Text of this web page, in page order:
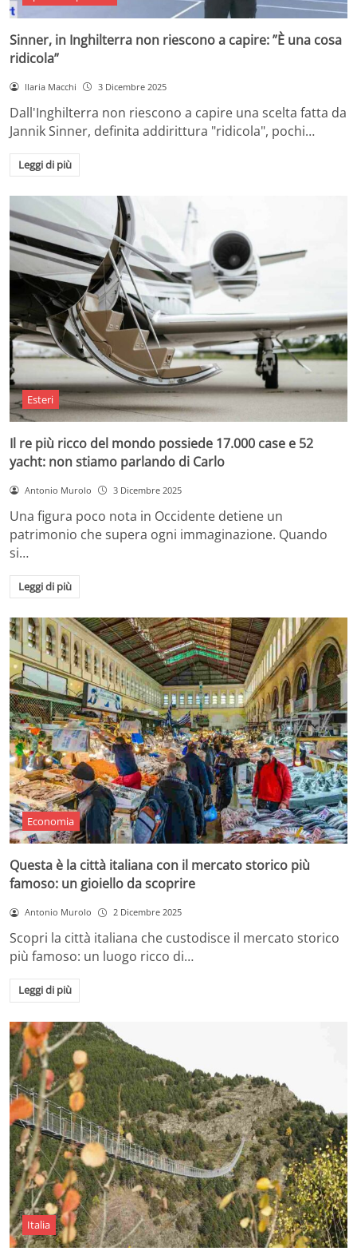
Sinner, in Inghilterra non riescono a capire: ”È una cosa
ridicola”
Ilaria Macchi 3 Dicembre 2025
Dall'Inghilterra non riescono a capire una scelta fatta da
Jannik Sinner, definita addirittura "ridicola", pochi…
Leggi di più
Esteri
Il re più ricco del mondo possiede 17.000 case e 52
yacht: non stiamo parlando di Carlo
Antonio Murolo 3 Dicembre 2025
Una figura poco nota in Occidente detiene un
patrimonio che supera ogni immaginazione. Quando
si…
Leggi di più
Economia
Questa è la città italiana con il mercato storico più
famoso: un gioiello da scoprire
Antonio Murolo 2 Dicembre 2025
Scopri la città italiana che custodisce il mercato storico
più famoso: un luogo ricco di…
Leggi di più
Italia